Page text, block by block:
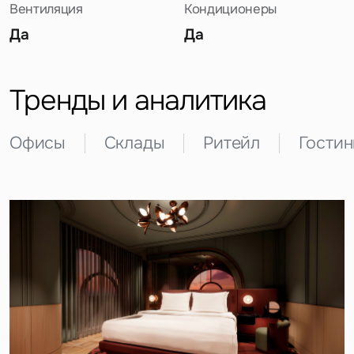
Вентиляция
Да
Кондиционеры
Да
Тренды и аналитика
Офисы Склады Ритейл